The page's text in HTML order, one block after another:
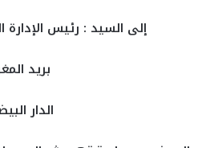
إلى السيد : رئيس الإدارة
بريد
الدار